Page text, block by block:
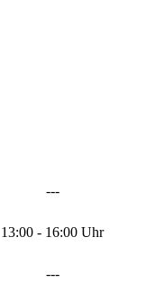
---
13:00 - 16:00 Uhr
---